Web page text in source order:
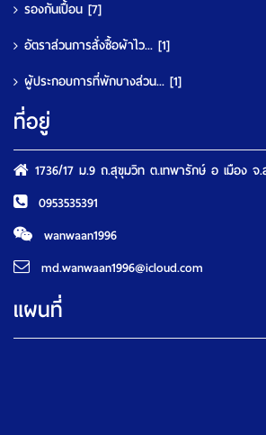
รองกันเปื้อน [7]
อัตราส่วนการสั่งซื้อผ้าไว... [1]
ผู้ประกอบการที่พักบางส่วน... [1]
ที่อยู่
1736/17 ม.9 ถ.สุขุมวิท ต.เทพารักษ์ อ เมือง จ
0953535391
wanwaan1996
md.wanwaan1996@icloud.com
แผนที่